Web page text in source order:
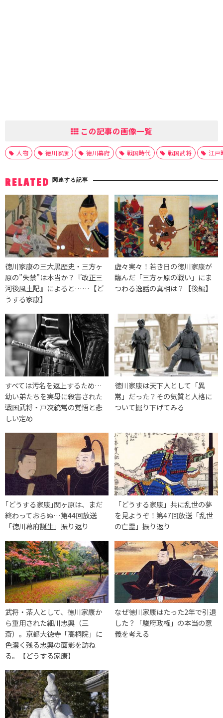
この記事の画像一覧
人物 徳川家康 徳川幕府 戦国時代 戦国武将 江戸
RELATED 関連する記事
徳川家康の三大黒歴史・三方ヶ
原の”失禁”は本当か？『改正三
河後風土記』によると……【ど
うする家康】
虚々実々！若き日の徳川家康が
臨んだ「三方ヶ原の戦い」にま
つわる逸話の真相は？【後編】
すべては汚名を返上するため…
幼い弟たちを実母に殺害された
戦国武将・戸次統常の覚悟と悲
しい定め
徳川家康は天下人として「異
常」だった？その気質と人格に
ついて掘り下げてみる
｢どうする家康｣関ヶ原は、まだ
終わっておらぬ…第44回放送
「徳川幕府誕生」振り返り
「どうする家康」共に乱世の夢
を見ようぞ！第47回放送「乱世
の亡霊」振り返り
武将・茶人として、徳川家康か
ら重用された細川忠興（三
斎）。京都大徳寺「高桐院」に
色濃く残る忠興の面影を訪ね
る。【どうする家康】
なぜ徳川家康はたった2年で引退
した？「駿府政権」の本当の意
義を考える